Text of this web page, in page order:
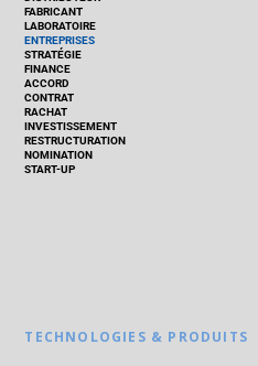
FABRICANT
LABORATOIRE
ENTREPRISES
STRATÉGIE
FINANCE
ACCORD
CONTRAT
RACHAT
INVESTISSEMENT
RESTRUCTURATION
NOMINATION
START-UP
TECHNOLOGIES & PRODUITS